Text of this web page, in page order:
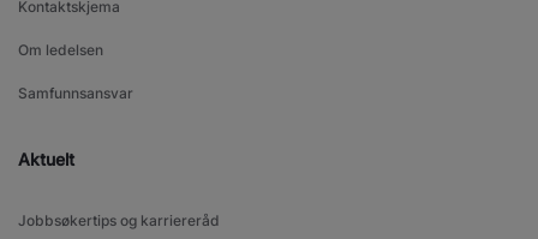
Kontaktskjema
Om ledelsen
Samfunnsansvar
Aktuelt
Jobbsøkertips og karriereråd